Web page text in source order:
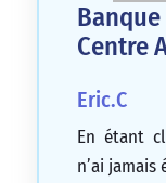
Centre
Eric.C
En étant
n’ai jamais